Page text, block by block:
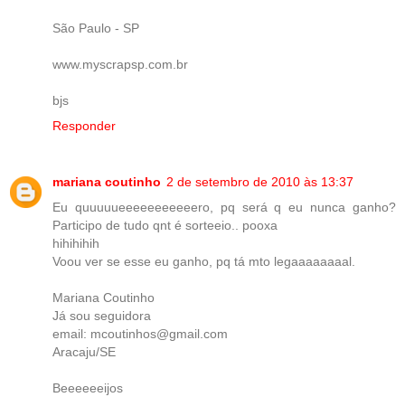
São Paulo - SP
www.myscrapsp.com.br
bjs
Responder
mariana coutinho 2 de setembro de 2010 às 13:37
Eu quuuuueeeeeeeeeeero, pq será q eu nunca ganho?
Participo de tudo qnt é sorteeio.. pooxa
hihihihih
Voou ver se esse eu ganho, pq tá mto legaaaaaaaal.
Mariana Coutinho
Já sou seguidora
email: mcoutinhos@gmail.com
Aracaju/SE
Beeeeeeijos